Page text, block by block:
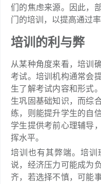
们的焦虑来源。因此，
门的培训，以提高通过率
培训的利与弊
从某种角度来看，培训
考试。培训机构通常会
生了解考试内容和形式
生巩固基础知识，而综
练，则能提升学生的自
学生提供考前心理辅导
挥水平。
培训也有其弊端。培训
说，经济压力可能成为
齐，若选择不慎，可能